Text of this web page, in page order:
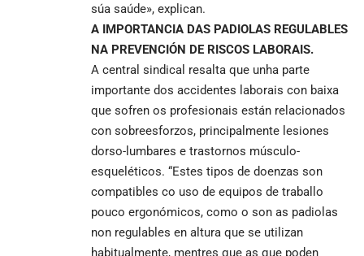
súa saúde», explican.
A IMPORTANCIA DAS PADIOLAS REGULABLES
NA PREVENCIÓN DE RISCOS LABORAIS.
A central sindical resalta que unha parte
importante dos accidentes laborais con baixa
que sofren os profesionais están relacionados
con sobreesforzos, principalmente lesiones
dorso-lumbares e trastornos músculo-
esqueléticos. “Estes tipos de doenzas son
compatibles co uso de equipos de traballo
pouco ergonómicos, como o son as padiolas
non regulables en altura que se utilizan
habitualmente, mentres que as que poden